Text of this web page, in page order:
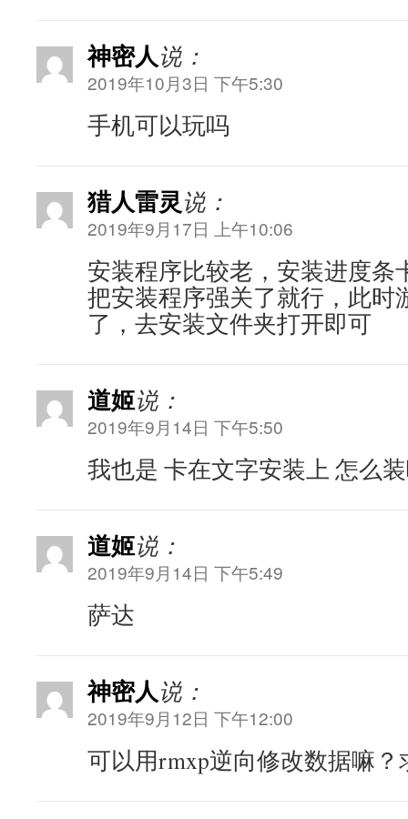
神密人说：
2019年10月3日 下午5:30
手机可以玩吗
猎人雷灵说：
2019年9月17日 上午10:06
安装程序比较老，安装进度条
把安装程序强关了就行，此时
了，去安装文件夹打开即可
道姬说：
2019年9月14日 下午5:50
我也是 卡在文字安装上 怎么
道姬说：
2019年9月14日 下午5:49
萨达
神密人说：
2019年9月12日 下午12:00
可以用rmxp逆向修改数据嘛